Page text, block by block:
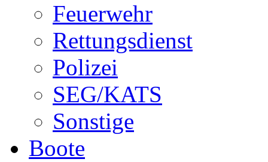
Feuerwehr
Rettungsdienst
Polizei
SEG/KATS
Sonstige
Boote